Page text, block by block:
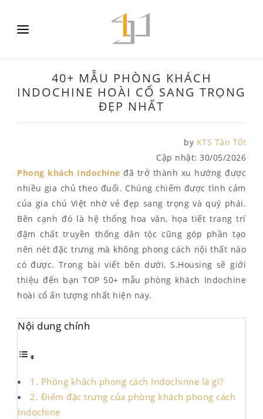
40+ MẪU PHÒNG KHÁCH
INDOCHINE HOÀI CỔ SANG TRỌNG
ĐẸP NHẤT
by KTS Tân Tốt
Cập nhật: 30/05/2026
Phong khách Indochine đã trở thành xu hướng được
nhiều gia chủ theo đuổi. Chúng chiếm được tình cảm
của gia chủ Việt nhờ vẻ đẹp sang trọng và quý phái.
Bên cạnh đó là hệ thống hoa văn, họa tiết trang trí
đậm chất truyền thống dân tộc cũng góp phần tạo
nên nét đặc trưng mà không phong cách nội thất nào
có được. Trong bài viết bên dưới, S.Housing sẽ giới
thiệu đến bạn TOP 50+ mẫu phòng khách Indochine
hoài cổ ấn tượng nhất hiện nay.
Nội dung chính
1. Phòng khách phong cách Indochinne là gì?
2. Điểm đặc trưng của phòng khách phong cách
Indochine